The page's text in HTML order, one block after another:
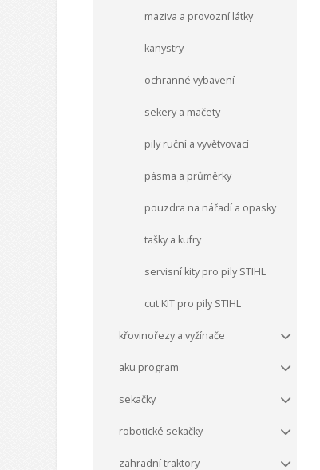
maziva a provozní látky
kanystry
ochranné vybavení
sekery a mačety
pily ruční a vyvětvovací
pásma a průměrky
pouzdra na nářadí a opasky
tašky a kufry
servisní kity pro pily STIHL
cut KIT pro pily STIHL
křovinořezy a vyžínače
aku program
sekačky
robotické sekačky
zahradní traktory